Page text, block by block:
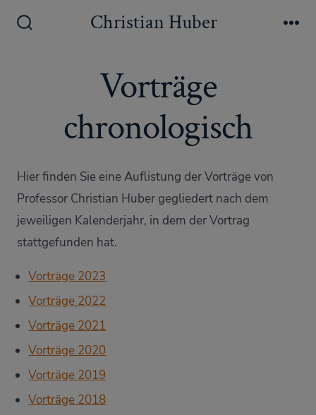
Inhalt
Christian Huber
Vorträge
chronologisch
Hier finden Sie eine Auflistung der Vorträge von
Professor Christian Huber gegliedert nach dem
jeweiligen Kalenderjahr, in dem der Vortrag
stattgefunden hat.
Vorträge 2023
Vorträge 2022
Vorträge 2021
Vorträge 2020
Vorträge 2019
Vorträge 2018